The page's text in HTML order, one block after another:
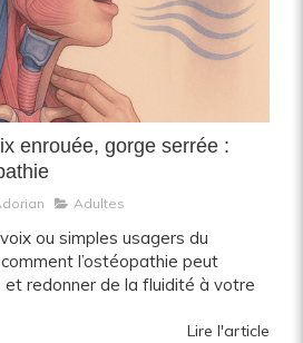
enrouée, gorge serrée :
Adultes
ou simples usagers du
l’ostéopathie peut
redonner de la fluidité à votre
Lire l'article